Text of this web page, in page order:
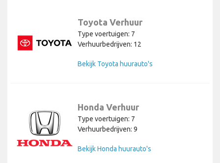
Toyota Verhuur
Type voertuigen: 7
Verhuurbedrijven: 12
Bekijk Toyota huurauto's
Honda Verhuur
Type voertuigen: 7
Verhuurbedrijven: 9
Bekijk Honda huurauto's